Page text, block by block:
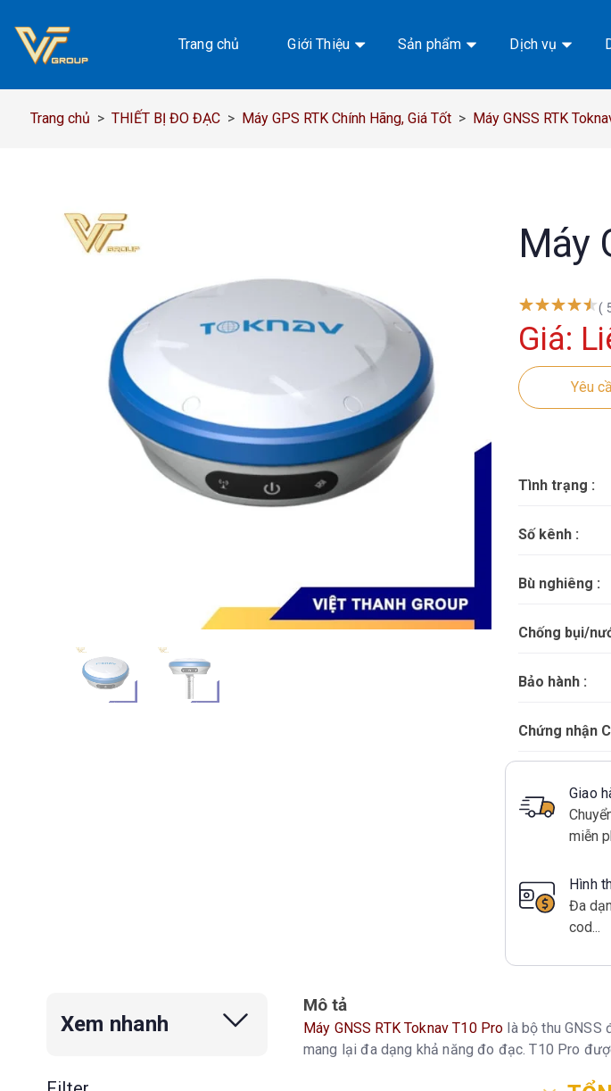
đến
Trang chủ Giới Thiệu Sản phẩm Dịch vụ
Trang chủ > THIẾT BỊ ĐO ĐẠC > Máy GPS RTK Chính Hãng, Giá Tốt > Máy GNSS RTK
Máy
(
Giá:
Yêu
Tình trạng :
Số kênh :
Bù nghiêng :
Chống bụi/
Bảo hành :
Chứng nhận
Giao
miễn
Hình
Đa
cod...
Xem nhanh
Mô tả
Máy GNSS RTK Toknav T10 Pro là bộ thu GNSS
mang lại đa dạng khả năng đo đạc. T10 Pro